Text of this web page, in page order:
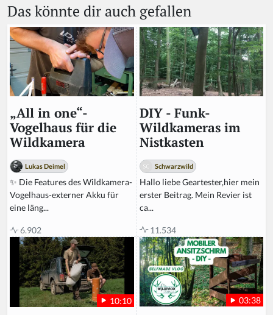
Das könnte dir auch gefallen
„All in one“-
Vogelhaus für die
Wildkamera
Lukas Deimel
✨ Die Features des Wildkamera-
Vogelhaus-externer Akku für
eine läng...
6.902
DIY - Funk-
Wildkameras im
Nistkasten
Schwarzwild
Hallo liebe Geartester,hier mein
erster Beitrag. Mein Revier ist
ca...
11.534
10:10 03:38